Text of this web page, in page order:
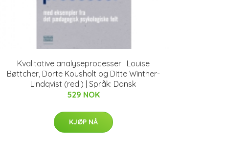
Kvalitative analyseprocesser | Louise
Bøttcher, Dorte Kousholt og Ditte Winther-
Lindqvist (red.) | Språk: Dansk
529 NOK
KJØP NÅ